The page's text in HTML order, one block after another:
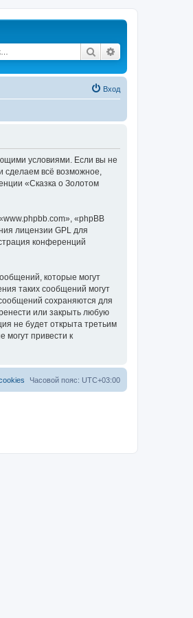
Поиск
Вход
условиями. Если вы не
сделаем всё возможное,
«Сказка о Золотом
«phpBB
лицензии GPL для
конференций
которые могут
таких сообщений могут
сохраняются для
или закрыть любую
не будет открыта третьим
могут привести к
Часовой пояс: UTC+03:00